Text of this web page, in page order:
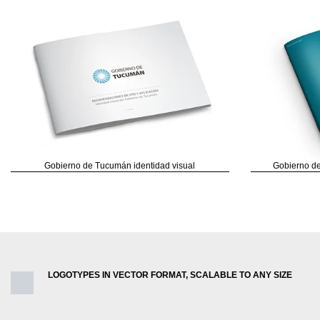
Gobierno de Tucumán identidad visual Gobierno
LOGOTYPES IN VECTOR FORMAT, SCALABLE TO ANY SIZE